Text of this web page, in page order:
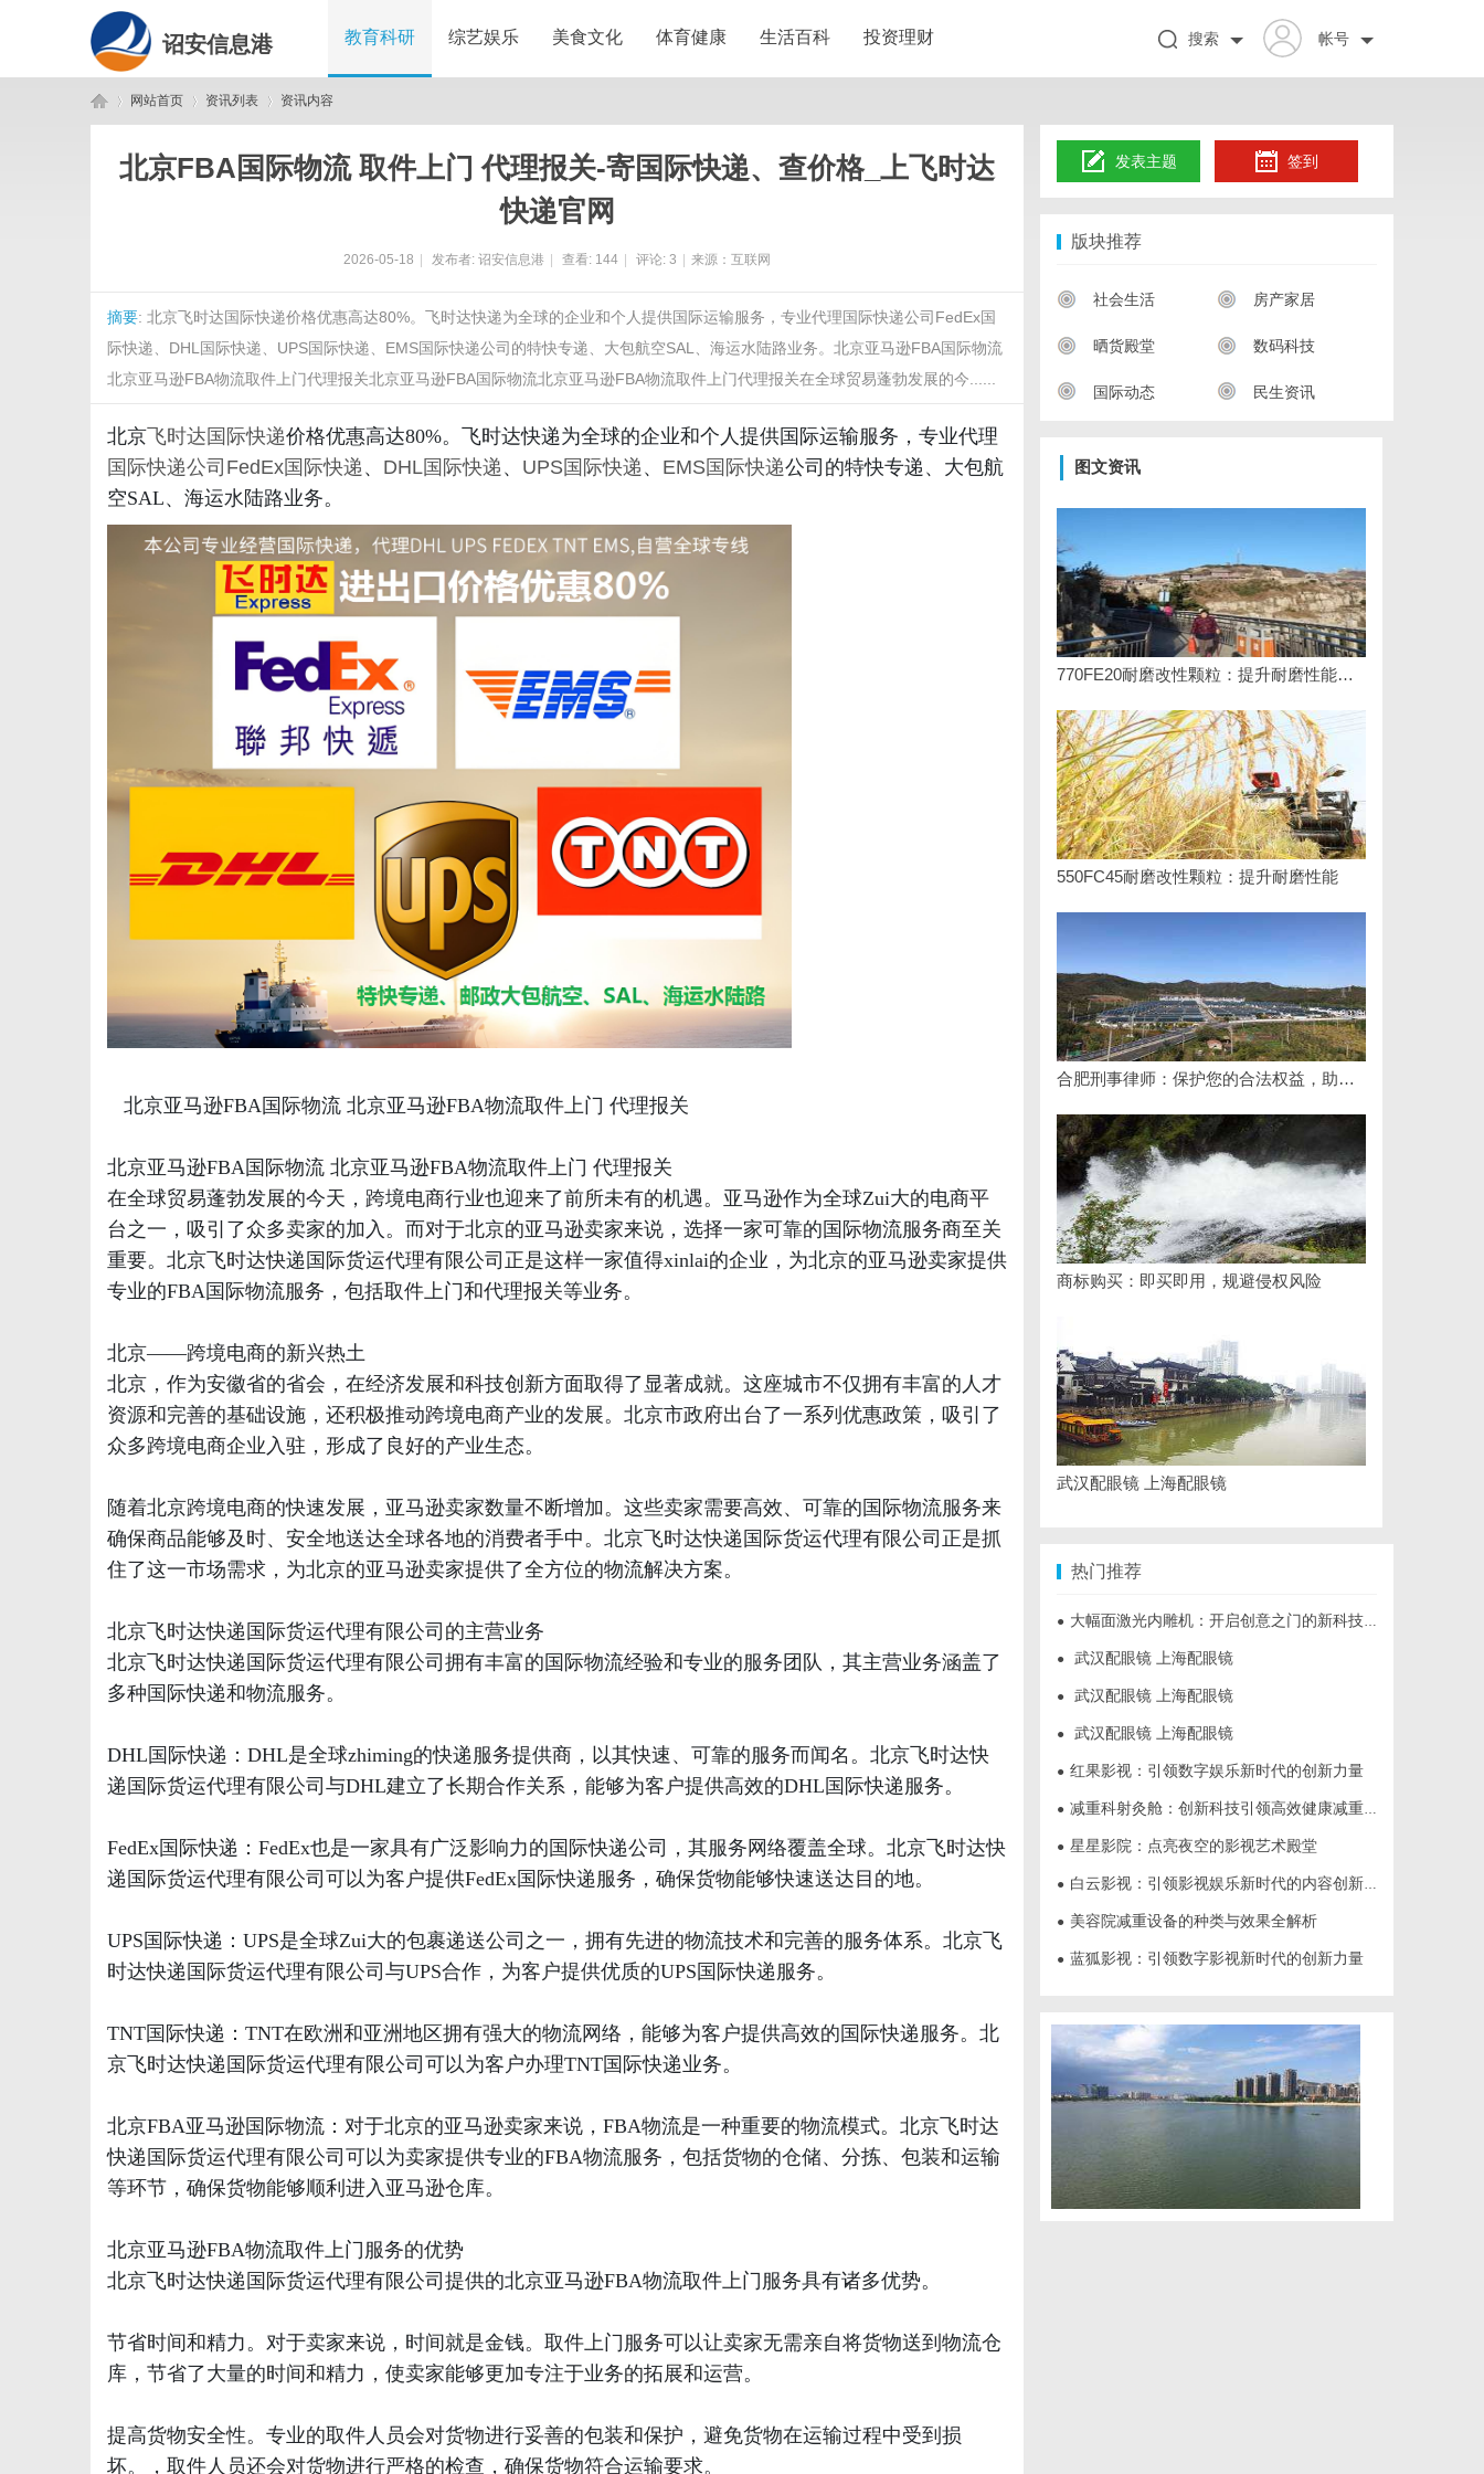
诏安信息港 教育科研 综艺娱乐 美食文化 体育健康 生活百科 投资理财 帐号
搜索
网站首页 资讯列表 资讯内容
北京FBA国际物流 取件上门 代理报关-寄国际快递、查价格_上飞时达
快递官网
2026-05-18 发布者: 诏安信息港 查看: 144 评论: 3 来源：互联网
摘要: 北京飞时达国际快递价格优惠高达80%。飞时达快递为全球的企业和个人提供国际运输服务，专业代理国际快递公司FedEx国
际快递、DHL国际快递、UPS国际快递、EMS国际快递公司的特快专递、大包航空SAL、海运水陆路业务。北京亚马逊FBA国际物流
北京亚马逊FBA物流取件上门代理报关北京亚马逊FBA国际物流北京亚马逊FBA物流取件上门代理报关在全球贸易蓬勃发展的今......
北京 飞时达 国际快递价格优惠高达80%。飞时达快递为全球的企业和个人提供国际运输服务，专业代理
国际快递公司 FedEx国际快递 、 DHL国际快递 、 UPS国际快递 、 EMS国际快递公司的特快专递、大包航
空SAL、海运水陆路业务。
北京亚马逊FBA国际物流 北京亚马逊FBA物流取件上门 代理报关
北京亚马逊FBA国际物流 北京亚马逊FBA物流取件上门 代理报关
在全球贸易蓬勃发展的今天，跨境电商行业也迎来了前所未有的机遇。亚马逊作为全球Zui大的电商平
台之一，吸引了众多卖家的加入。而对于北京的亚马逊卖家来说，选择一家可靠的国际物流服务商至关
重要。北京飞时达快递国际货运代理有限公司正是这样一家值得xinlai的企业，为北京的亚马逊卖家提供
专业的FBA国际物流服务，包括取件上门和代理报关等业务。
北京——跨境电商的新兴热土
北京，作为安徽省的省会，在经济发展和科技创新方面取得了显著成就。这座城市不仅拥有丰富的人才
资源和完善的基础设施，还积极推动跨境电商产业的发展。北京市政府出台了一系列优惠政策，吸引了
众多跨境电商企业入驻，形成了良好的产业生态。
随着北京跨境电商的快速发展，亚马逊卖家数量不断增加。这些卖家需要高效、可靠的国际物流服务来
确保商品能够及时、安全地送达全球各地的消费者手中。北京飞时达快递国际货运代理有限公司正是抓
住了这一市场需求，为北京的亚马逊卖家提供了全方位的物流解决方案。
北京飞时达快递国际货运代理有限公司的主营业务
北京飞时达快递国际货运代理有限公司拥有丰富的国际物流经验和专业的服务团队，其主营业务涵盖了
多种国际快递和物流服务。
DHL国际快递：DHL是全球zhiming的快递服务提供商，以其快速、可靠的服务而闻名。北京飞时达快
递国际货运代理有限公司与DHL建立了长期合作关系，能够为客户提供高效的DHL国际快递服务。
FedEx国际快递：FedEx也是一家具有广泛影响力的国际快递公司，其服务网络覆盖全球。北京飞时达快
递国际货运代理有限公司可以为客户提供FedEx国际快递服务，确保货物能够快速送达目的地。
UPS国际快递：UPS是全球Zui大的包裹递送公司之一，拥有先进的物流技术和完善的服务体系。北京飞
时达快递国际货运代理有限公司与UPS合作，为客户提供优质的UPS国际快递服务。
TNT国际快递：TNT在欧洲和亚洲地区拥有强大的物流网络，能够为客户提供高效的国际快递服务。北
京飞时达快递国际货运代理有限公司可以为客户办理TNT国际快递业务。
北京FBA亚马逊国际物流：对于北京的亚马逊卖家来说，FBA物流是一种重要的物流模式。北京飞时达
快递国际货运代理有限公司可以为卖家提供专业的FBA物流服务，包括货物的仓储、分拣、包装和运输
等环节，确保货物能够顺利进入亚马逊仓库。
北京亚马逊FBA物流取件上门服务的优势
北京飞时达快递国际货运代理有限公司提供的北京亚马逊FBA物流取件上门服务具有诸多优势。
节省时间和精力。对于卖家来说，时间就是金钱。取件上门服务可以让卖家无需亲自将货物送到物流仓
库，节省了大量的时间和精力，使卖家能够更加专注于业务的拓展和运营。
提高货物安全性。专业的取件人员会对货物进行妥善的包装和保护，避免货物在运输过程中受到损
坏。，取件人员还会对货物进行严格的检查，确保货物符合运输要求。
发表主题 签到
版块推荐
社会生活 房产家居
晒货殿堂 数码科技
国际动态 民生资讯
图文资讯
770FE20耐磨改性颗粒：提升耐磨性能的革命性材料
550FC45耐磨改性颗粒：提升耐磨性能
合肥刑事律师：保护您的合法权益，助您走出法律困境
商标购买：即买即用，规避侵权风险
武汉配眼镜 上海配眼镜
热门推荐
● 大幅面激光内雕机：开启创意之门的新科技利器
● 武汉配眼镜 上海配眼镜
● 武汉配眼镜 上海配眼镜
● 武汉配眼镜 上海配眼镜
● 红果影视：引领数字娱乐新时代的创新力量
● 减重科射灸舱：创新科技引领高效健康减重新时代
● 星星影院：点亮夜空的影视艺术殿堂
● 白云影视：引领影视娱乐新时代的内容创新平台
● 美容院减重设备的种类与效果全解析
● 蓝狐影视：引领数字影视新时代的创新力量